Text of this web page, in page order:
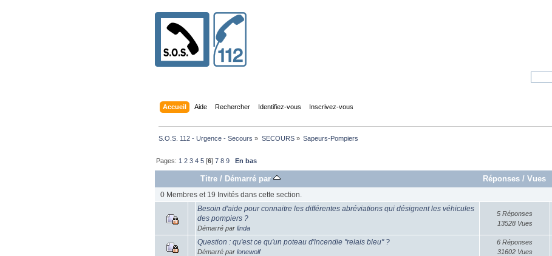
Accueil Aide Rechercher Identifiez-vous Inscrivez-vous
S.O.S. 112 - Urgence - Secours » SECOURS» Sapeurs-Pompiers
Pages: 1 2 3 4 5 [6]7 8 9 En bas
Titre / Démarré par Réponses /Vues
0 Membres et 19 Invités dans cette section.
Besoin d'aide pour connaitre les différentes abréviations qui désignent les véhicules
des pompiers ?
Démarré parlinda
5 Réponses
13528 Vues
Question : qu'est ce qu'un poteau d'incendie "relais bleu" ?
Démarré parlonewolf
6 Réponses
31602 Vues